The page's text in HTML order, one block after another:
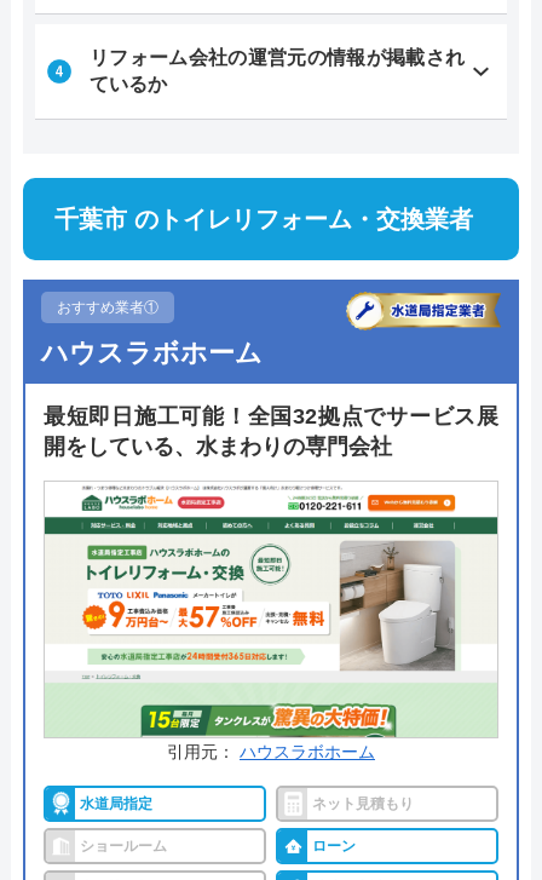
リフォーム会社の運営元の情報が掲載され
ているか
千葉市 のトイレリフォーム・交換業者
おすすめ業者①
ハウスラボホーム
最短即日施工可能！全国32拠点でサービス展
開をしている、水まわりの専門会社
引用元： ハウスラボホーム
水道局指定 ネット見積もり
ショールーム ローン